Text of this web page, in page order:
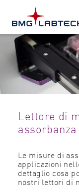
Lettori di
Referenze
Aree di ricerca
Risorse
Vendite e
Lettore di
assorbanza
Le misure di
applicazioni
dettaglio cosa
nostri lettori di